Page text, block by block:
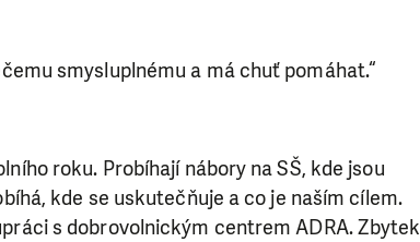
smysluplnému a má chuť pomáhat.“
roku. Probíhají nábory na SŠ, kde jsou
kde se uskutečňuje a co je naším cílem.
s dobrovolnickým centrem ADRA. Zbytek